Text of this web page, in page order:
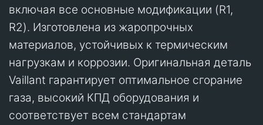
включая все основные модификации (R1,
R2). Изготовлена из жаропрочных
материалов, устойчивых к термическим
нагрузкам и коррозии. Оригинальная деталь
Vaillant гарантирует оптимальное сгорание
газа, высокий КПД оборудования и
соответствует всем стандартам